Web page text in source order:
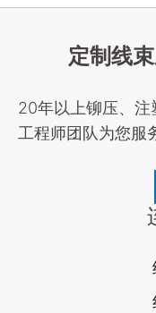
定制线
20年以上铆压、注
工程师团队为您服